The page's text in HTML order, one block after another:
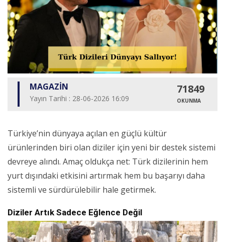
MAGAZİN
Yayın Tarihi : 28-06-2026 16:09
71849
OKUNMA
Türkiye’nin dünyaya açılan en güçlü kültür
ürünlerinden biri olan diziler için yeni bir destek sistemi
devreye alındı. Amaç oldukça net: Türk dizilerinin hem
yurt dışındaki etkisini artırmak hem bu başarıyı daha
sistemli ve sürdürülebilir hale getirmek.
Diziler Artık Sadece Eğlence Değil